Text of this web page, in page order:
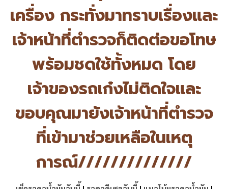
เครื่อง กระทั่งมาทราบเรื่องและ
เจ้าหน้าที่ตำรวจก็ติดต่อขอโทษ
พร้อมชดใช้ทั้งหมด โดย
เจ้าของรถเก๋งไม่ติดใจและ
ขอบคุณมายังเจ้าหน้าที่ตำรวจ
ที่เข้ามาช่วยเหลือในเหตุ
การณ์//////////////